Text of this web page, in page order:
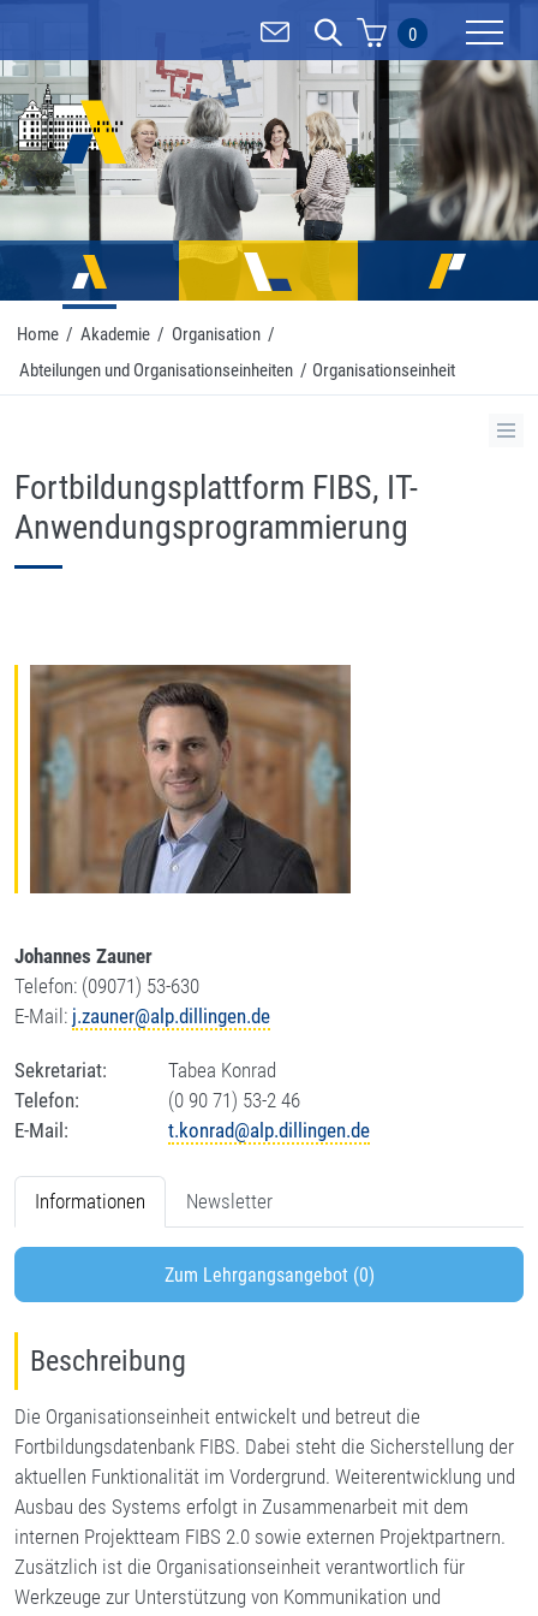
0
Home / Akademie / Organisation /
Abteilungen und Organisationseinheiten / Organisationseinheit
Fortbildungsplattform FIBS, IT-
Anwendungsprogrammierung
Johannes Zauner
Telefon: (09071) 53-630
E-Mail: j.zauner@alp.dillingen.de
Sekretariat:
Tabea Konrad
Telefon:
(0 90 71) 53-2 46
E-Mail:
t.konrad@alp.dillingen.de
Informationen Newsletter
Zum Lehrgangsangebot (0)
Beschreibung
Die Organisationseinheit entwickelt und betreut die
Fortbildungsdatenbank FIBS. Dabei steht die Sicherstellung der
aktuellen Funktionalität im Vordergrund. Weiterentwicklung und
Ausbau des Systems erfolgt in Zusammenarbeit mit dem
internen Projektteam FIBS 2.0 sowie externen Projektpartnern.
Zusätzlich ist die Organisationseinheit verantwortlich für
Werkzeuge zur Unterstützung von Kommunikation und